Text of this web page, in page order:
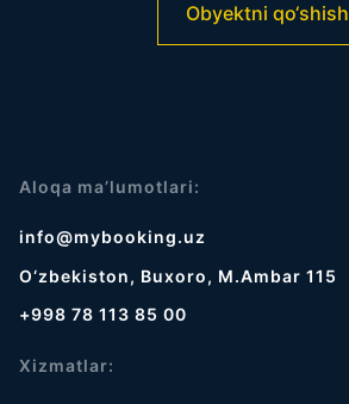
Obyektni qo‘shish
Aloqa ma’lumotlari:
info@mybooking.uz
O‘zbekiston, Buxoro, M.Ambar 115
+998 78 113 85 00
Xizmatlar: